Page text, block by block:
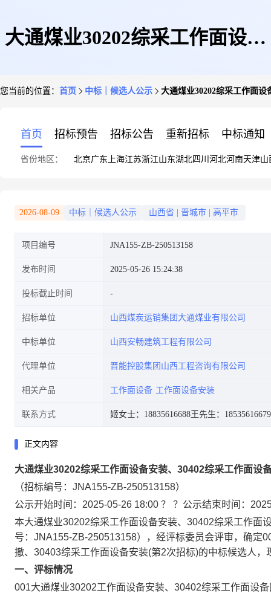
大通煤业30202综采工作面设备
(第2次招标)中标候选人公示
您当前的位置： 首页 中标｜候选人公示 大通煤业30202综采工作面
首页 招标预告 招标公告 重新招标 中标通知
省份地区： 北京广东 上海江苏浙江山东湖北四川 河北河南天津山
2026-08-09 中标｜候选人公示 山西省 晋城市 高平市
项目编号 JNA155-ZB-250513158
发布时间 2025-05-26 15:24:38
投标截止时间
招标单位 山西煤炭运销集团大通煤业有限公司
中标单位 山西安畅建筑工程有限公司
代理单位 晋能控股集团山西工程咨询有限公司
相关产品 工作面设备 工作面设备安装
联系方式 姬女士：18835616688王先生：18535616679
正文内容
大通煤业30202综采工作面设备安装、30402综采工作面设
（招标编号：JNA155-ZB-250513158）
公示开始时间：2025-05-26 18:00 ？ ？公示结束时间：
本大通煤业30202综采工作面设备安装、30402综采工作面
号：JNA155-ZB-250513158），经评标委员会评审，确定
撤、30403综采工作面设备安装(第2次招标)的中标候选人，
一、评标情况
001大通煤业30202工作面设备安装、30402综采工作面设